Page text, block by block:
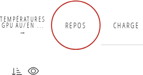
TEMPÉRATURES
GPU AU/EN ...
→
REPOS CHARGE